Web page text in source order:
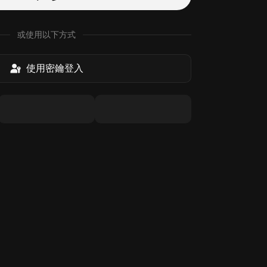
或使用以下方式
使用密鑰登入